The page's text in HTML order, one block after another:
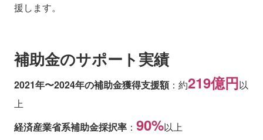
援します。
補助金のサポート実績
2021年〜2024年の補助金獲得支援額：約219億円以
上
経済産業省系補助金採択率 ： 90%以上